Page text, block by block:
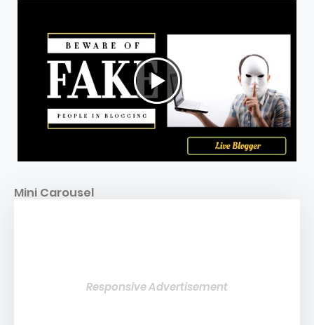
Mini Carousel
Responsive Advertisement